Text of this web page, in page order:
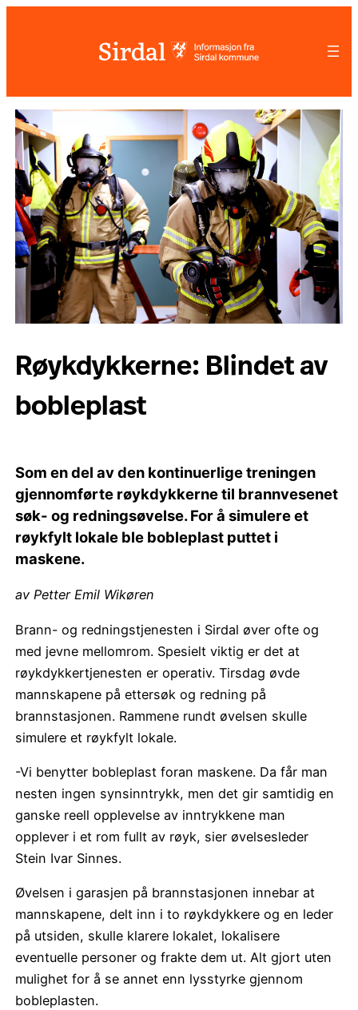
Røykdykkerne: Blindet av
bobleplast
Som en del av den kontinuerlige treningen
gjennomførte røykdykkerne til brannvesenet
søk- og redningsøvelse. For å simulere et
røykfylt lokale ble bobleplast puttet i
maskene.
av Petter Emil Wikøren
Brann- og redningstjenesten i Sirdal øver ofte og
med jevne mellomrom. Spesielt viktig er det at
røykdykkertjenesten er operativ. Tirsdag øvde
mannskapene på ettersøk og redning på
brannstasjonen. Rammene rundt øvelsen skulle
simulere et røykfylt lokale.
-Vi benytter bobleplast foran maskene. Da får man
nesten ingen synsinntrykk, men det gir samtidig en
ganske reell opplevelse av inntrykkene man
opplever i et rom fullt av røyk, sier øvelsesleder
Stein Ivar Sinnes.
Øvelsen i garasjen på brannstasjonen innebar at
mannskapene, delt inn i to røykdykkere og en leder
på utsiden, skulle klarere lokalet, lokalisere
eventuelle personer og frakte dem ut. Alt gjort uten
mulighet for å se annet enn lysstyrke gjennom
bobleplasten.